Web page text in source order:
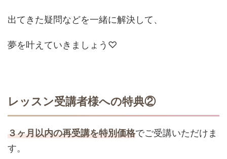
出てきた疑問などを一緒に解決して、
夢を叶えていきましょう♡
レッスン受講者様への特典②
３ヶ月以内の再受講を特別価格でご受講いただけま
す。